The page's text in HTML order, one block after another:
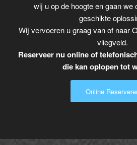
wij u op de hoogte en gaan we
geschikte
Wij vervoeren u graag van of naar
vliegveld.
Reserveer nu online of
die kan oplopen tot
Online